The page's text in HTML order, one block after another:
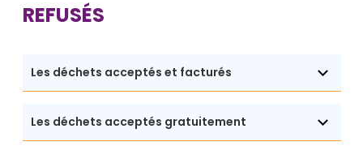
REFUSÉS
Les déchets acceptés et facturés
Les déchets acceptés gratuitement